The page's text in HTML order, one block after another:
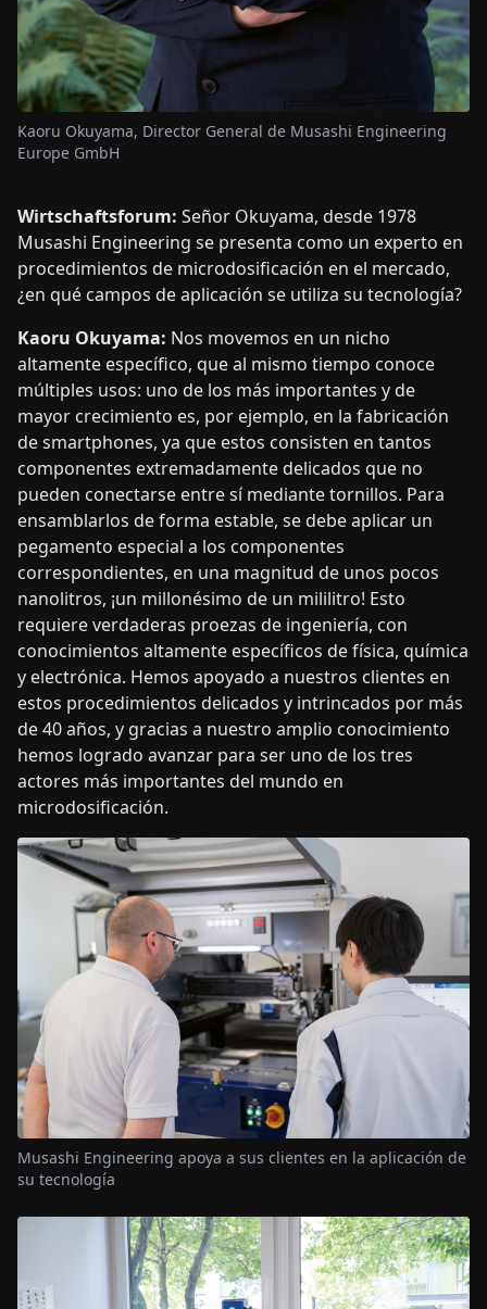
Wirtschaftsforum: Señor Okuyama, desde 1978
Musashi Engineering se presenta como un experto en
procedimientos de microdosificación en el mercado,
¿en qué campos de aplicación se utiliza su tecnología?
Kaoru Okuyama: Nos movemos en un nicho
altamente específico, que al mismo tiempo conoce
múltiples usos: uno de los más importantes y de
mayor crecimiento es, por ejemplo, en la fabricación
de smartphones, ya que estos consisten en tantos
componentes extremadamente delicados que no
pueden conectarse entre sí mediante tornillos. Para
ensamblarlos de forma estable, se debe aplicar un
pegamento especial a los componentes
correspondientes, en una magnitud de unos pocos
nanolitros, ¡un millonésimo de un mililitro! Esto
requiere verdaderas proezas de ingeniería, con
conocimientos altamente específicos de física, química
y electrónica. Hemos apoyado a nuestros clientes en
estos procedimientos delicados y intrincados por más
de 40 años, y gracias a nuestro amplio conocimiento
hemos logrado avanzar para ser uno de los tres
actores más importantes del mundo en
microdosificación.
Kaoru Okuyama, Director General de Musashi Engineering
Europe GmbH
Musashi Engineering apoya a sus clientes en la aplicación de
su tecnología